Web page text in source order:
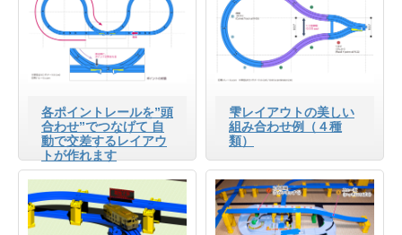
各ポイントレールを”頭
合わせ”でつなげて 自
動で交差するレイアウ
トが作れます
雫レイアウトの美しい
組み合わせ例（４種
類）